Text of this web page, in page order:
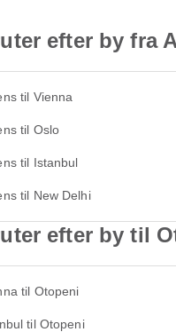
efter by fra
til Vienna
til Oslo
til Istanbul
til New Delhi
efter by til
til Otopeni
til Otopeni